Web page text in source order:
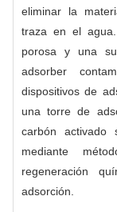
eliminar la
traza en el
porosa y una
adsorber
dispositivos de
una torre de
carbón activado
mediante
regeneración
adsorción.